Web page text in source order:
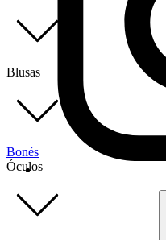
Blusas
Bonés
Óculos